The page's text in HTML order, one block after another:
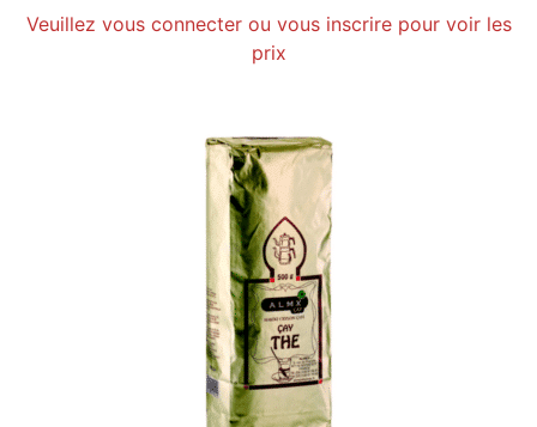
Veuillez vous connecter ou vous inscrire pour voir les
prix